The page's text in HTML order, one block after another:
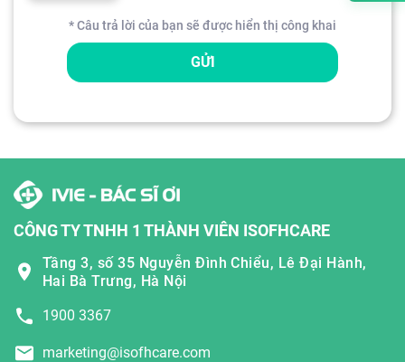
* Câu trả lời của bạn sẽ được hiển thị công khai
GỬI
CÔNG TY TNHH 1 THÀNH VIÊN ISOFHCARE
Tầng 3, số 35 Nguyễn Đình Chiểu, Lê Đại Hành,
Hai Bà Trưng, Hà Nội
1900 3367
marketing@isofhcare.com